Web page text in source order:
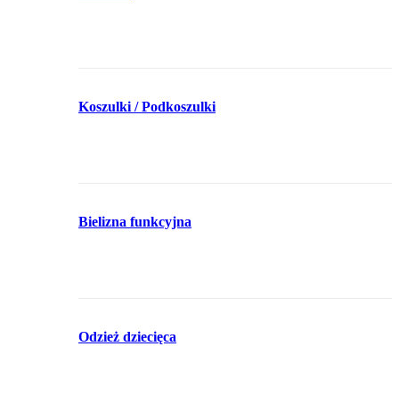
Koszulki / Podkoszulki
Bielizna funkcyjna
Odzież dziecięca